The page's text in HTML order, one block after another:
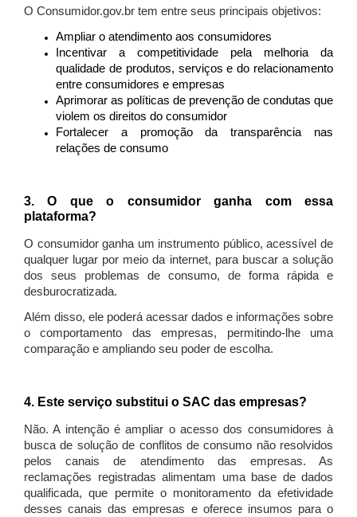
O Consumidor.gov.br tem entre seus principais objetivos:
Ampliar o atendimento aos consumidores
Incentivar a competitividade pela melhoria da
qualidade de produtos, serviços e do relacionamento
entre consumidores e empresas
Aprimorar as políticas de prevenção de condutas que
violem os direitos do consumidor
Fortalecer a promoção da transparência nas
relações de consumo
3. O que o consumidor ganha com essa
plataforma?
O consumidor ganha um instrumento público, acessível de
qualquer lugar por meio da internet, para buscar a solução
dos seus problemas de consumo, de forma rápida e
desburocratizada.
Além disso, ele poderá acessar dados e informações sobre
o comportamento das empresas, permitindo-lhe uma
comparação e ampliando seu poder de escolha.
4. Este serviço substitui o SAC das empresas?
Não. A intenção é ampliar o acesso dos consumidores à
busca de solução de conflitos de consumo não resolvidos
pelos canais de atendimento das empresas. As
reclamações registradas alimentam uma base de dados
qualificada, que permite o monitoramento da efetividade
desses canais das empresas e oferece insumos para o